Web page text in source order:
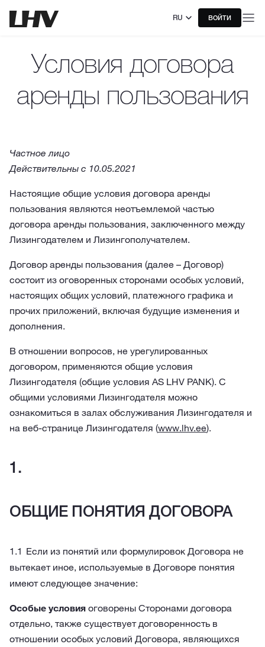
RU ВОЙТИ
Условия договора
аренды пользования
Частное лицо
Действительны с 10.05.2021
Настоящие общие условия договора аренды
пользования являются неотъемлемой частью
договора аренды пользования, заключенного между
Лизингодателем и Лизингополучателем.
Договор аренды пользования (далее – Договор)
состоит из оговоренных сторонами особых условий,
настоящих общих условий, платежного графика и
прочих приложений, включая будущие изменения и
дополнения.
В отношении вопросов, не урегулированных
договором, применяются общие условия
Лизингодателя (общие условия AS LHV PANK). С
общими условиями Лизингодателя можно
ознакомиться в залах обслуживания Лизингодателя и
на веб-странице Лизингодателя (www.lhv.ee).
ОБЩИЕ ПОНЯТИЯ ДОГОВОРА
Если из понятий или формулировок Договора не
вытекает иное, используемые в Договоре понятия
имеют следующее значение:
Особые условия оговорены Сторонами договора
отдельно, также существует договоренность в
отношении особых условий Договора, являющихся